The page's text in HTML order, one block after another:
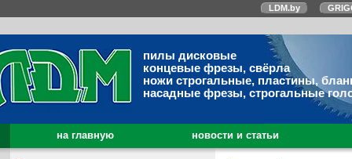
LDM.by
пилы дисковые
концевые фрезы, свёрла
ножи строгальные, пластины,
насадные фрезы, строгальные
на главную новости и статьи